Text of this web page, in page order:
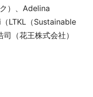
）、Adelina
LTKL（Sustainable
（花王株式会社）